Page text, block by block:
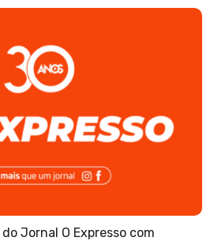
do Jornal O Expresso com